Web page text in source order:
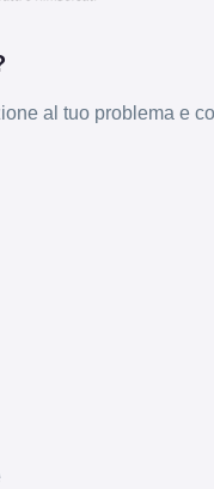
al tuo problema e